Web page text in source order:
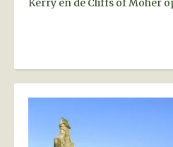
Kerry en de Cliffs of Moher
landschappen, oude